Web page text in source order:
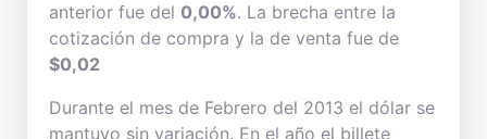
anterior fue del 0,00%. La brecha entre la
cotización de compra y la de venta fue de
$0,02
Durante el mes de Febrero del 2013 el dólar se
mantuvo sin variación. En el año el billete